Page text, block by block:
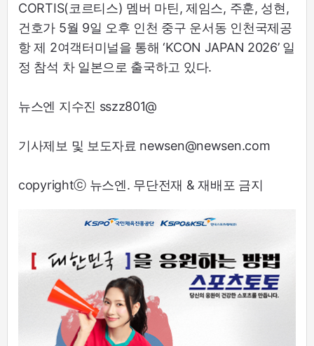
CORTIS(코르티스) 멤버 마틴, 제임스, 주훈, 성현,
건호가 5월 9일 오후 인천 중구 운서동 인천국제공
항 제 2여객터미널을 통해 ‘KCON JAPAN 2026’ 일
정 참석 차 일본으로 출국하고 있다.
뉴스엔 지수진 sszz801@
기사제보 및 보도자료 newsen@newsen.com
copyrightⓒ 뉴스엔. 무단전재 & 재배포 금지